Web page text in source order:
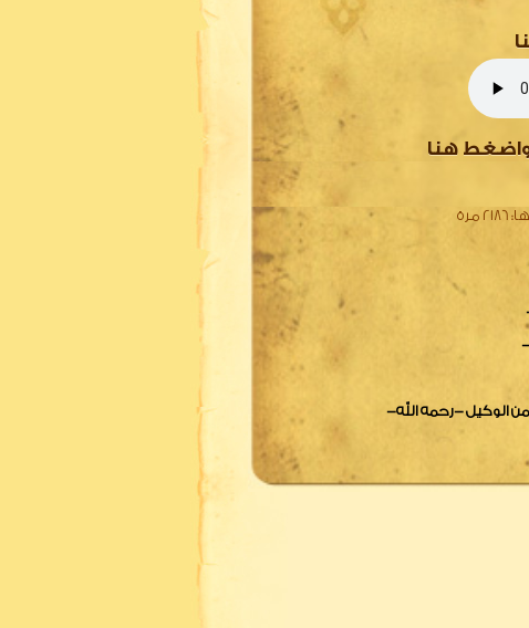
واضغط هنا
2186 مرة
الوكيل -رحمه الله-